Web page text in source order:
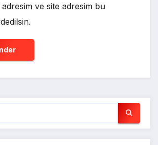
adresim ve site adresim bu